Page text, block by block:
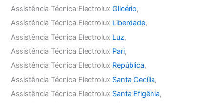
Assistência Técnica ElectroluxGlicério,
Assistência Técnica Electrolux Liberdade,
Assistência Técnica Electrolux Luz,
Assistência Técnica Electrolux Pari,
Assistência Técnica Electrolux República,
Assistência Técnica Electrolux Santa Cecília,
Assistência Técnica Electrolux Santa Efigênia,